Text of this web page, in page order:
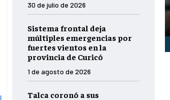
30 de julio de 2026
Sistema frontal deja
múltiples emergencias por
fuertes vientos en la
provincia de Curicó
1 de agosto de 2026
Talca coronó a sus